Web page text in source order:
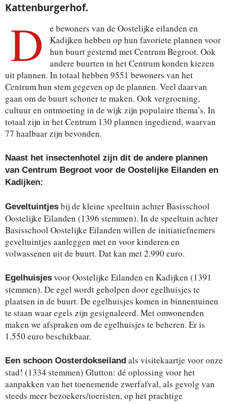
Kattenburgerhof.
D
e bewoners van de Oostelijke eilanden en
Kadijken hebben op hun favoriete plannen voor
hun buurt gestemd met Centrum Begroot. Ook
andere buurten in het Centrum konden kiezen
uit plannen. In totaal hebben 9551 bewoners van het
Centrum hun stem gegeven op de plannen. Veel daarvan
gaan om de buurt schoner te maken. Ook vergroening,
cultuur en ontmoeting in de wijk zijn populaire thema’s. In
totaal zijn in het Centrum 130 plannen ingediend, waarvan
77 haalbaar zijn bevonden.
Naast het insectenhotel zijn dit de andere plannen
van Centrum Begroot voor de Oostelijke Eilanden en
Kadijken:
Geveltuintjes bij de kleine speeltuin achter Basisschool
Oostelijke Eilanden (1396 stemmen). In de speeltuin achter
Basisschool Oostelijke Eilanden willen de initiatiefnemers
geveltuintjes aanleggen met en voor kinderen en
volwassenen uit de buurt. Dat kan met 2.990 euro.
Egelhuisjes voor Oostelijke Eilanden en Kadijken (1391
stemmen). De egel wordt geholpen door egelhuisjes te
plaatsen in de buurt. De egelhuisjes komen in binnentuinen
te staan waar egels zijn gesignaleerd. Met omwonenden
maken we afspraken om de egelhuisjes te beheren. Er is
1.550 euro beschikbaar.
Een schoon Oosterdokseiland als visitekaartje voor onze
stad! (1334 stemmen) Glutton: dé oplossing voor het
aanpakken van het toenemende zwerfafval, als gevolg van
steeds meer bezoekers/toeristen, op het prachtige